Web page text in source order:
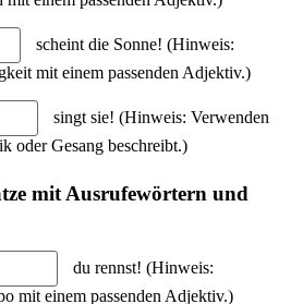
scheint die Sonne! (Hinweis:
mit einem passenden Adjektiv.)
singt sie! (Hinweis: Verwenden
oder Gesang beschreibt.)
mit Ausrufewörtern und
du rennst! (Hinweis:
mit einem passenden Adjektiv.)